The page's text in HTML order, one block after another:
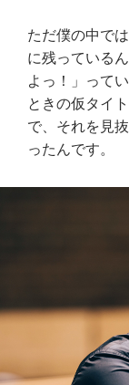
ただ僕の中で
に残っている
よっ！」って
ときの仮タイ
で、それを見
ったんです。